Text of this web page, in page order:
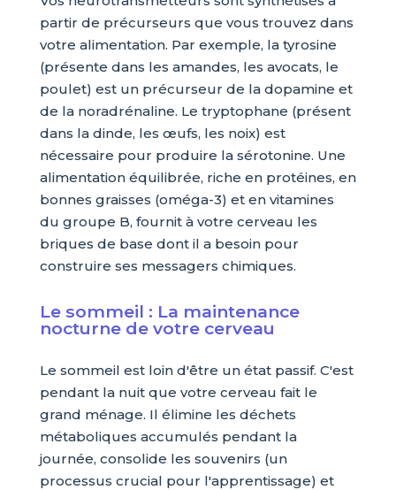
partir de précurseurs que vous trouvez dans
votre alimentation. Par exemple, la tyrosine
(présente dans les amandes, les avocats, le
poulet) est un précurseur de la dopamine et
de la noradrénaline. Le tryptophane (présent
dans la dinde, les œufs, les noix) est
nécessaire pour produire la sérotonine. Une
alimentation équilibrée, riche en protéines, en
bonnes graisses (oméga-3) et en vitamines
du groupe B, fournit à votre cerveau les
briques de base dont il a besoin pour
construire ses messagers chimiques.
Le sommeil : La maintenance
nocturne de votre cerveau
Le sommeil est loin d'être un état passif. C'est
pendant la nuit que votre cerveau fait le
grand ménage. Il élimine les déchets
métaboliques accumulés pendant la
journée, consolide les souvenirs (un
processus crucial pour l'apprentissage) et